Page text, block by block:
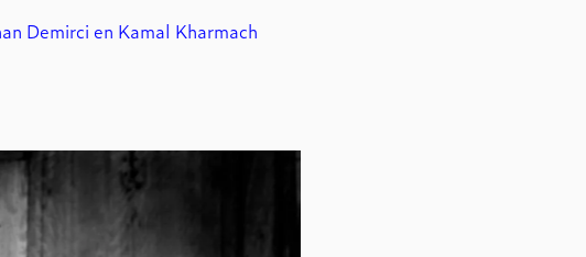
Demirci en Kamal Kharmach